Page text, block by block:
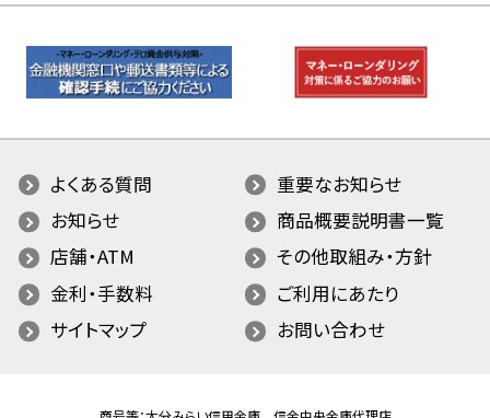
よくある質問
重要なお知らせ
お知らせ
商品概要説明書一覧
店舗・ATM
その他取組み・方針
金利・手数料
ご利用にあたり
サイトマップ
お問い合わせ